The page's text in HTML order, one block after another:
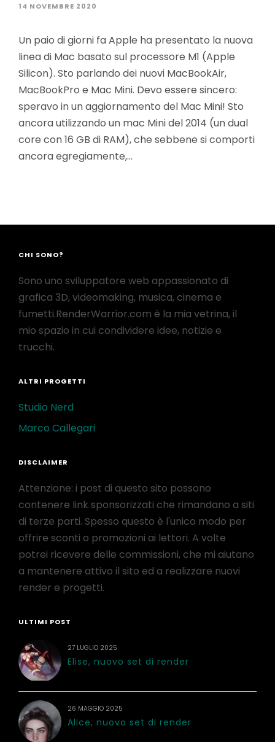
14 NOVEMBRE 2020
Un paio di giorni fa Apple ha presentato la nuova
linea di Mac basato sul processore M1 (Apple
Silicon). Sto parlando dei nuovi MacBookAir,
MacBookPro e Mac Mini. Devo essere sincero:
speravo in un aggiornamento del Mac Mini! Sto
ancora utilizzando un mac Mini del 2014 (un dual
core con 16 GB di RAM), che sebbene si comporti
ancora egregiamente,…
CHI SONO?
Sono uno sviluppatore web appassionato di
grafica 3D, videomaking, musica, cinema e
fumetti.RenderWarrior.com è la mia vetrina, il
mio spazio in cui condividere idee, notizie e
trucchi.
ALTRI PROGETTI
Studio Nerd
Marco Callegari
DISCLAIMER
Attenzione: i post di questo sito possono
contenere link sponsorizzati che rimandano a siti
di terze parti. Spesso questo è l'unico modo per
offrire sconti o promozioni ai lettori. A volte
potrei ricevere delle commissioni, che mi aiutano
a mantenere attivo il sito ed a realizzare nuovi
render e progetti.
ULTIMI POST
27 LUGLIO 2025
Elise, nuovo set di render
26 MAGGIO 2025
Alice, nuovo set di render